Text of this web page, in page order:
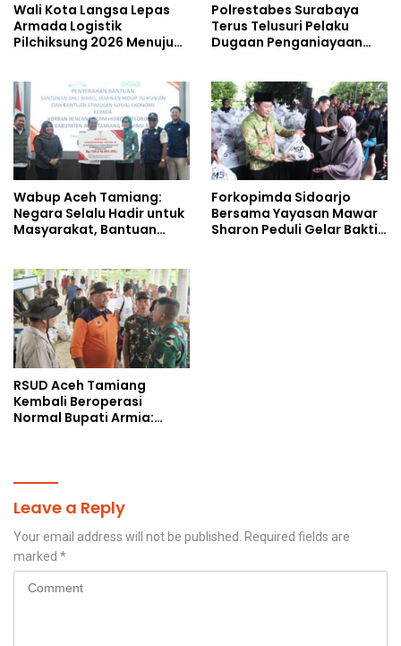
Wali Kota Langsa Lepas
Armada Logistik
Pilchiksung 2026 Menuju
Polrestabes Surabaya
Terus Telusuri Pelaku
Dugaan Penganiayaan
Wabup Aceh Tamiang:
Negara Selalu Hadir untuk
Masyarakat, Bantuan
Forkopimda Sidoarjo
Bersama Yayasan Mawar
Sharon Peduli Gelar Bakti
RSUD Aceh Tamiang
Kembali Beroperasi
Normal Bupati Armia:
Leave a Reply
Your email address will not be published.
Required fields are
marked *